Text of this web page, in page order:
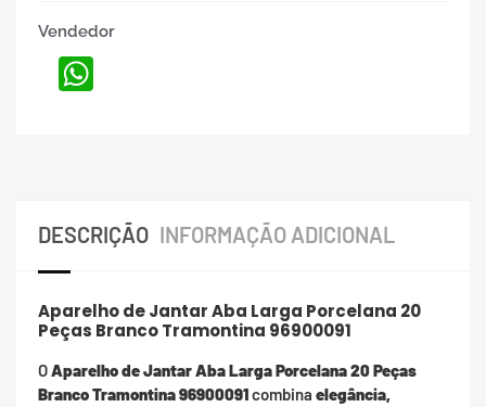
Vendedor
DESCRIÇÃO INFORMAÇÃO ADICIONAL
Aparelho de Jantar Aba Larga Porcelana 20
Peças Branco Tramontina 96900091
OAparelho de Jantar Aba Larga Porcelana 20 Peças
Branco Tramontina 96900091combina elegância,